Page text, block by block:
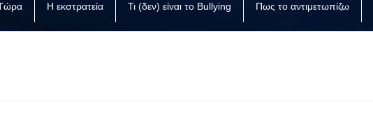
Η εκστρατεία Τι (δεν) είναι το Bullying Πως το αντιμετωπίζω